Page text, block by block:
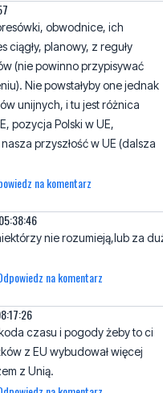
obwodnice, ich
ciągły, planowy, z reguły
(nie powinno przypisywać
Nie powstałyby one jednak
unijnych, i tu jest różnica
pozycja Polski w UE,
przyszłość w UE (dalsza
na komentarz
nie rozumieją,lub za
na komentarz
czasu i pogody żeby to ci
z EU wybudował więcej
z Unią.